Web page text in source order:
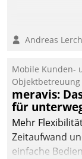
Andreas
Mobile Kunden-
Objektbetreuung
meravis:
für
Mehr
Zeitaufwand
einfache